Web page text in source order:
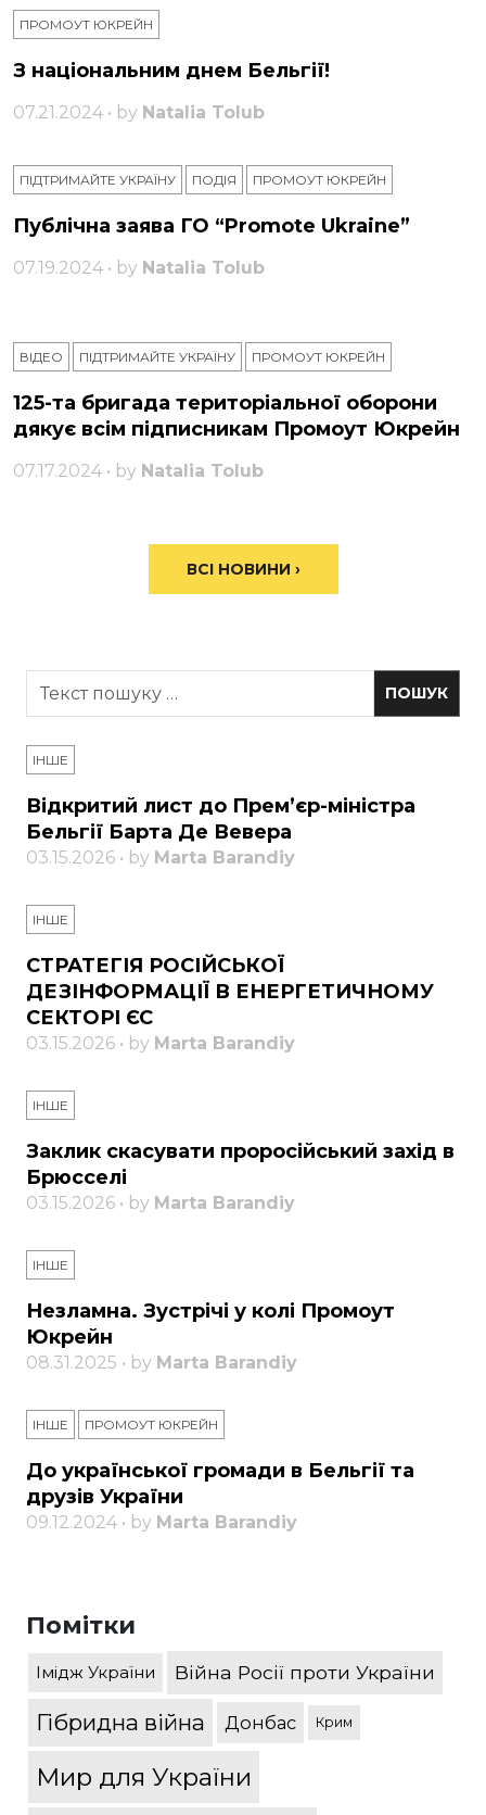
ПРОМОУТ ЮКРЕЙН
З національним днем ​​Бельгії!
07.21.2024 • by Natalia Tolub
ПІДТРИМАЙТЕ УКРАЇНУ ПОДІЯ ПРОМОУТ ЮКРЕЙН
Публічна заява ГО “Promote Ukraine”
07.19.2024 • by Natalia Tolub
ВІДЕО ПІДТРИМАЙТЕ УКРАЇНУ ПРОМОУТ ЮКРЕЙН
125-та бригада територіальної оборони
дякує всім підписникам Промоут Юкрейн
07.17.2024 • by Natalia Tolub
ВСІ НОВИНИ ›
ІНШЕ
Відкритий лист до Прем’єр-міністра
Бельгії Барта Де Вевера
03.15.2026 • by Marta Barandiy
ІНШЕ
СТРАТЕГІЯ РОСІЙСЬКОЇ
ДЕЗІНФОРМАЦІЇ В ЕНЕРГЕТИЧНОМУ
СЕКТОРІ ЄС
03.15.2026 • by Marta Barandiy
ІНШЕ
Заклик скасувати проросійський захід в
Брюсселі
03.15.2026 • by Marta Barandiy
ІНШЕ
Незламна. Зустрічі у колі Промоут
Юкрейн
08.31.2025 • by Marta Barandiy
ІНШЕ ПРОМОУТ ЮКРЕЙН
До української громади в Бельгії та
друзів України
09.12.2024 • by Marta Barandiy
Помітки
Імідж України Війна Росії проти України
Гібридна війна Донбас Крим
Мир для України